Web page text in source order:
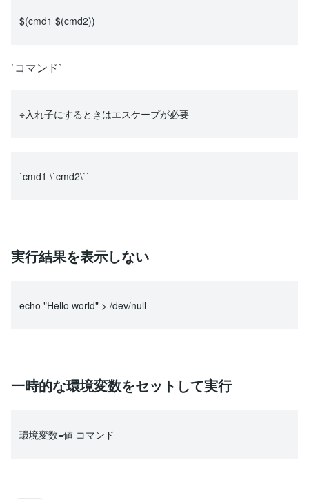
$(cmd1 $(cmd2))
`コマンド`
※入れ子にするときはエスケープが必要
`cmd1 \`cmd2\``
実行結果を表示しない
echo "Hello world" > /dev/null
一時的な環境変数をセットして実行
環境変数=値 コマンド